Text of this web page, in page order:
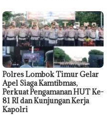
Polres Lombok Timur Gelar
Apel Siaga Kamtibmas,
Perkuat Pengamanan HUT Ke-
81 RI dan Kunjungan Kerja
Kapolri